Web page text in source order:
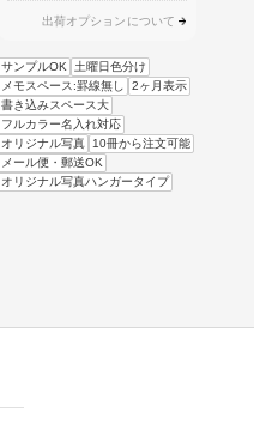
出荷オプションについて
サンプルOK 土曜日色分け
メモスペース:罫線無し
2ヶ月表示
書き込みスペース大
フルカラー名入れ対応
オリジナル写真 10冊から注文可能
メール便・郵送OK
オリジナル写真ハンガータイプ